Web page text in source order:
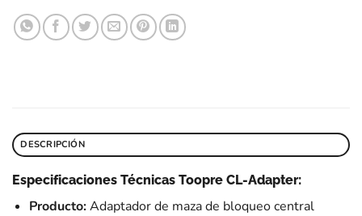
DESCRIPCIÓN
Especificaciones Técnicas Toopre CL-Adapter:
Producto:Adaptador de maza de bloqueo central